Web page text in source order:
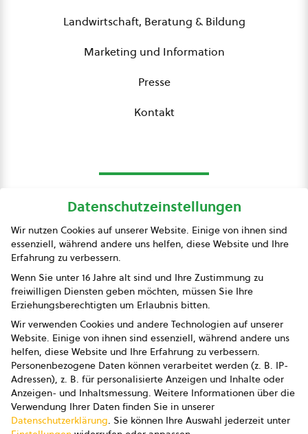
Landwirtschaft, Beratung & Bildung
Marketing und Information
Presse
Kontakt
Presse
Impressum
Datenschutz
AGB
AGB Marketing GmbH
AGB Bildung
Newsletter
Datenschutzeinstellungen
Wir nutzen Cookies auf unserer Website. Einige von ihnen sind
essenziell, während andere uns helfen, diese Website und Ihre
Erfahrung zu verbessern.
Wenn Sie unter 16 Jahre alt sind und Ihre Zustimmung zu
freiwilligen Diensten geben möchten, müssen Sie Ihre
Erziehungsberechtigten um Erlaubnis bitten.
Wir verwenden Cookies und andere Technologien auf unserer
Website. Einige von ihnen sind essenziell, während andere uns
helfen, diese Website und Ihre Erfahrung zu verbessern.
Personenbezogene Daten können verarbeitet werden (z. B. IP-
Adressen), z. B. für personalisierte Anzeigen und Inhalte oder
Anzeigen- und Inhaltsmessung. Weitere Informationen über die
Verwendung Ihrer Daten finden Sie in unserer
Datenschutzerklärung. Sie können Ihre Auswahl jederzeit unter